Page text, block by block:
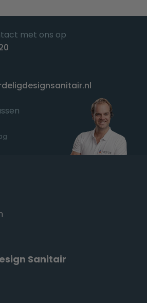
met ons op
Sanitair